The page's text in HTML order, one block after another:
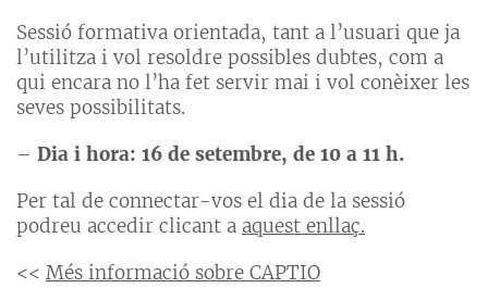
Sessió formativa orientada, tant a l’usuari que ja
l’utilitza i vol resoldre possibles dubtes, com a
qui encara no l’ha fet servir mai i vol conèixer les
seves possibilitats.
– Dia i hora: 16 de setembre, de 10 a 11 h.
Per tal de connectar-vos el dia de la sessió
podreu accedir clicant a aquest enllaç.
<< Més informació sobre CAPTIO